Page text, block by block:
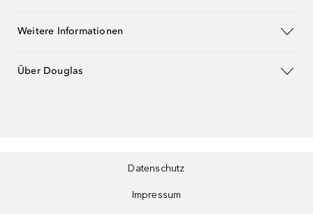
Weitere Informationen
Über Douglas
Datenschutz
Impressum